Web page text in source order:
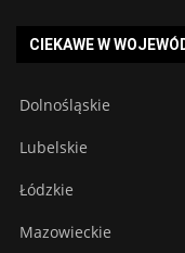
CIEKAWE W
Dolnośląskie
Lubelskie
Łódzkie
Mazowieckie